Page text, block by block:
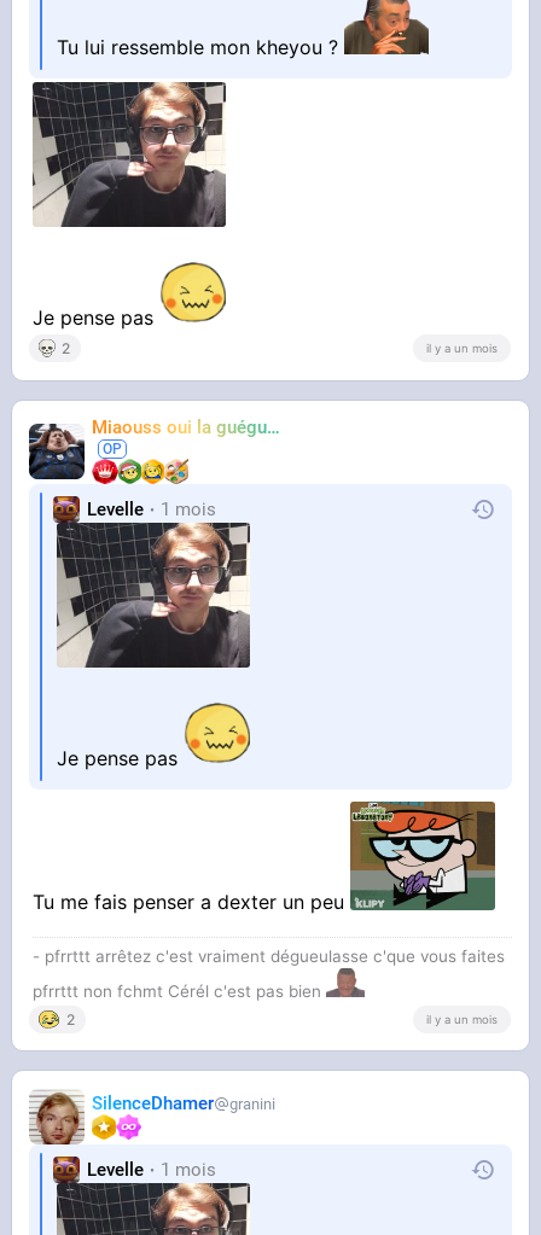
Tu lui ressemble mon kheyou ?
Je pense pas
2 il y a un mois
Miaouss oui la guéguérre
Levelle 1 mois
Je pense pas
Tu me fais penser a dexter un peu
- pfrrttt arrêtez c'est vraiment dégueulasse c'que vous faites
pfrrttt non fchmt Cérél c'est pas bien
2 il y a un mois
SilenceDhamer granini
Levelle 1 mois